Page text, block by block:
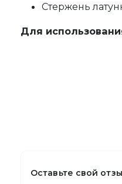
Стержень
Для
Оставьте свой